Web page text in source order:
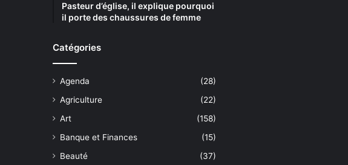
Pasteur d’église, il explique pourquoi
il porte des chaussures de femme
Catégories
Agenda
(28)
Agriculture
(22)
Art
(158)
Banque et Finances
(15)
Beauté
(37)